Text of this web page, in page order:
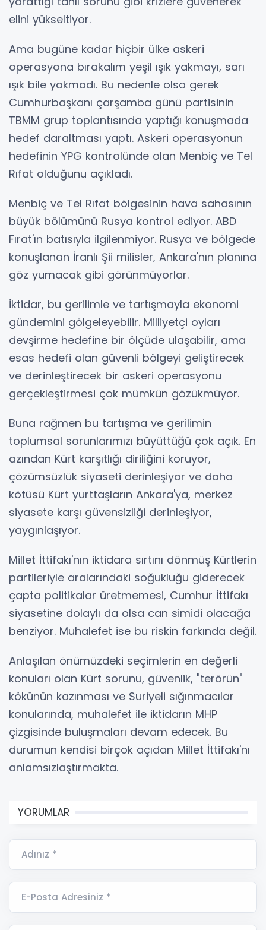
elini yükseltiyor.
Ama bugüne kadar hiçbir ülke askeri
operasyona bırakalım yeşil ışık yakmayı, sarı
ışık bile yakmadı. Bu nedenle olsa gerek
Cumhurbaşkanı çarşamba günü partisinin
TBMM grup toplantısında yaptığı konuşmada
hedef daraltması yaptı. Askeri operasyonun
hedefinin YPG kontrolünde olan Menbiç ve Tel
Rıfat olduğunu açıkladı.
Menbiç ve Tel Rıfat bölgesinin hava sahasının
büyük bölümünü Rusya kontrol ediyor. ABD
Fırat'ın batısıyla ilgilenmiyor. Rusya ve bölgede
konuşlanan İranlı Şii milisler, Ankara'nın planına
göz yumacak gibi görünmüyorlar.
İktidar, bu gerilimle ve tartışmayla ekonomi
gündemini gölgeleyebilir. Milliyetçi oyları
devşirme hedefine bir ölçüde ulaşabilir, ama
esas hedefi olan güvenli bölgeyi geliştirecek
ve derinleştirecek bir askeri operasyonu
gerçekleştirmesi çok mümkün gözükmüyor.
Buna rağmen bu tartışma ve gerilimin
toplumsal sorunlarımızı büyüttüğü çok açık. En
azından Kürt karşıtlığı diriliğini koruyor,
çözümsüzlük siyaseti derinleşiyor ve daha
kötüsü Kürt yurttaşların Ankara'ya, merkez
siyasete karşı güvensizliği derinleşiyor,
yaygınlaşıyor.
Millet İttifakı'nın iktidara sırtını dönmüş Kürtlerin
partileriyle aralarındaki soğukluğu giderecek
çapta politikalar üretmemesi, Cumhur İttifakı
siyasetine dolaylı da olsa can simidi olacağa
benziyor. Muhalefet ise bu riskin farkında değil.
Anlaşılan önümüzdeki seçimlerin en değerli
konuları olan Kürt sorunu, güvenlik, "terörün"
kökünün kazınması ve Suriyeli sığınmacılar
konularında, muhalefet ile iktidarın MHP
çizgisinde buluşmaları devam edecek. Bu
durumun kendisi birçok açıdan Millet İttifakı'nı
anlamsızlaştırmakta.
YORUMLAR
Adınız *
E-Posta Adresiniz *